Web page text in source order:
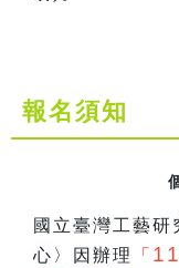
報名須知
國立臺灣工藝研
心〉因辦理
「